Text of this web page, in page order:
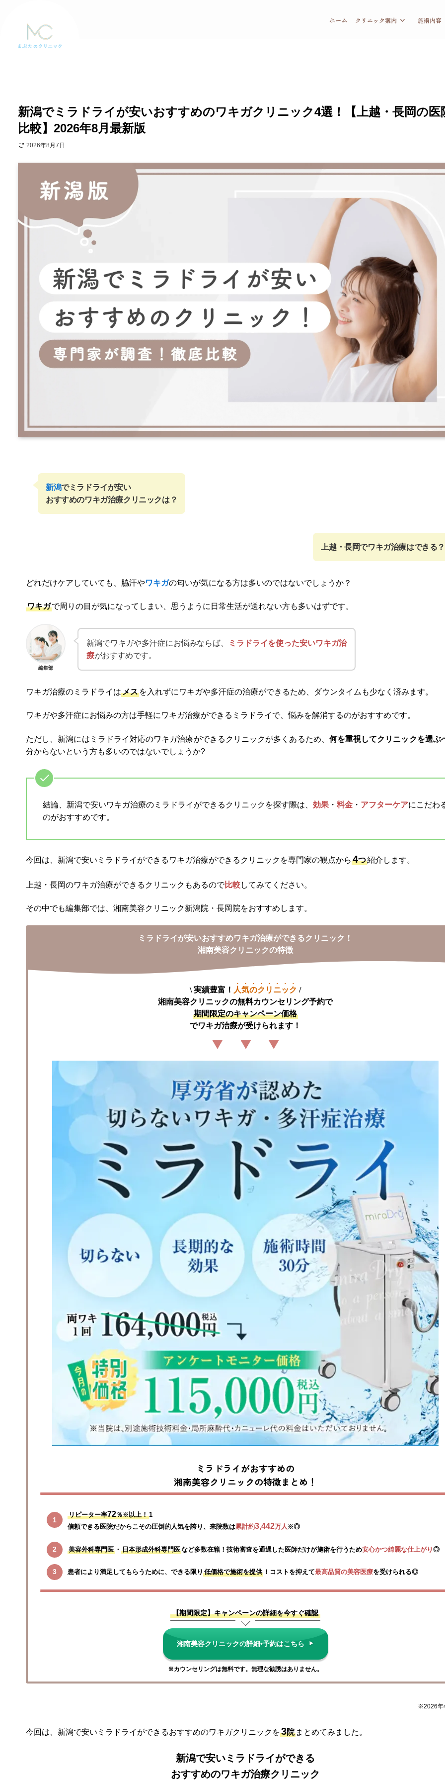
ホーム クリニック案内 施術内容
新潟でミラドライが安いおすすめのワキガクリニック4選！【上越・長岡の医
比較】2026年8月最新版
2026年8月7日
新潟でミラドライが安い
おすすめのワキガ治療クリニックは？
上越・長岡でワキガ治療はできる？
どれだけケアしていても、脇汗やワキガの匂いが気になる方は多いのではないでしょうか？
ワキガで周りの目が気になってしまい、思うように日常生活が送れない方も多いはずです。
編集部
新潟でワキガや多汗症にお悩みならば、
ミラドライを使った安いワキガ治
療がおすすめです。
ワキガ治療のミラドライはメス を入れずにワキガや多汗症の治療ができるため、ダウンタイムも少なく済みます。
ワキガや多汗症にお悩みの方は手軽にワキガ治療ができるミラドライで、悩みを解消するのがおすすめです。
ただし、新潟にはミラドライ対応のワキガ治療ができるクリニックが多くあるため、 何を重視してクリニックを選ぶ
分からないという方も多いのではないでしょうか?
結論、新潟で安いワキガ治療のミラドライができるクリニックを探す際は、 効果 ・ 料金 ・ アフターケアにこだわ
のがおすすめです。
今回は、新潟で安いミラドライができるワキガ治療ができるクリニックを専門家の観点から 4つ紹介します。
上越・長岡のワキガ治療ができるクリニックもあるので比較してみてください。
その中でも編集部では、湘南美容クリニック新潟院・長岡院をおすすめします。
ミラドライが安いおすすめワキガ治療ができるクリニック！
湘南美容クリニックの特徴
\実績豊富！ 人気のクリニック /
期間限定のキャンペーン価格
でワキガ治療が受けられます！
ミラドライがおすすめの
湘南美容クリニックの特徴まとめ！
リピーター率72％※以上！1
信頼できる医院だからこその圧倒的人気を誇り、来院数は累計約3,442万人※◎
美容外科専門医・ 日本形成外科専門医など多数在籍！技術審査を通過した医師だけが施術を行うため安心かつ綺麗な仕上がり◎
患者により満足してもらうために、できる限り 低価格で施術を提供！コストを抑えて最高品質の美容医療を受けられる◎
【期間限定】キャンペーンの詳細を今すぐ確認
湘南美容クリニックの詳細•予約はこちら
※カウンセリングは無料です。無理な勧誘はありません。
※2026年
今回は、新潟で安いミラドライができるおすすめのワキガクリニックを3院 まとめてみました。
新潟で安いミラドライができる
おすすめのワキガ治療クリニック